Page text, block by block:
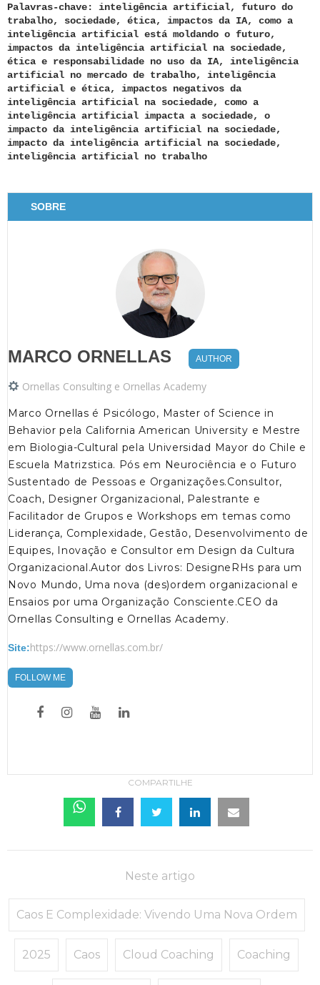
Palavras-chave: inteligência artificial, futuro do
trabalho, sociedade, ética, impactos da IA, como a
inteligência artificial está moldando o futuro,
impactos da inteligência artificial na sociedade,
ética e responsabilidade no uso da IA, inteligência
artificial no mercado de trabalho, inteligência
artificial e ética, impactos negativos da
inteligência artificial na sociedade, como a
inteligência artificial impacta a sociedade, o
impacto da inteligência artificial na sociedade,
impacto da inteligência artificial na sociedade,
inteligência artificial no trabalho
SOBRE
MARCO ORNELLAS AUTHOR
Ornellas Consulting e Ornellas Academy
Marco Ornellas é Psicólogo, Master of Science in
Behavior pela California American University e Mestre
em Biologia-Cultural pela Universidad Mayor do Chile e
Escuela Matrizstica. Pós em Neurociência e o Futuro
Sustentado de Pessoas e Organizações.Consultor,
Coach, Designer Organizacional, Palestrante e
Facilitador de Grupos e Workshops em temas como
Liderança, Complexidade, Gestão, Desenvolvimento de
Equipes, Inovação e Consultor em Design da Cultura
Organizacional.Autor dos Livros: DesigneRHs para um
Novo Mundo, Uma nova (des)ordem organizacional e
Ensaios por uma Organização Consciente.CEO da
Ornellas Consulting e Ornellas Academy.
Site:https://www.ornellas.com.br/
FOLLOW ME
COMPARTILHE
Neste artigo
Caos E Complexidade: Vivendo Uma Nova Ordem
2025 Caos Cloud Coaching Coaching